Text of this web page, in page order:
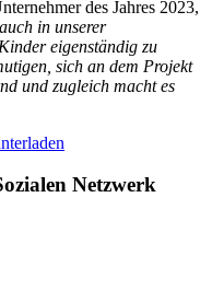
des Jahres 2023,
in unserer
eigenständig zu
sich an dem Projekt
und zugleich macht es
Netzwerk